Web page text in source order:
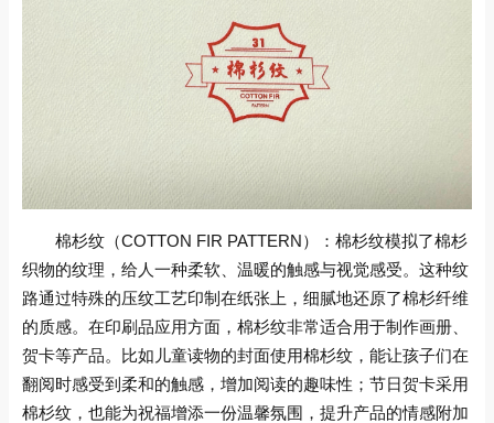
棉杉纹（COTTON FIR PATTERN）：棉杉纹模拟了棉杉
织物的纹理，给人一种柔软、温暖的触感与视觉感受。这种纹
路通过特殊的压纹工艺印制在纸张上，细腻地还原了棉杉纤维
的质感。在印刷品应用方面，棉杉纹非常适合用于制作画册、
贺卡等产品。比如儿童读物的封面使用棉杉纹，能让孩子们在
翻阅时感受到柔和的触感，增加阅读的趣味性；节日贺卡采用
棉杉纹，也能为祝福增添一份温馨氛围，提升产品的情感附加